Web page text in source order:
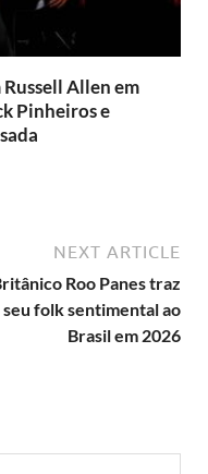
Allen em
Pinheiros e
NEXT ARTICLE
Roo Panes traz
seu folk sentimental ao
Brasil em 2026